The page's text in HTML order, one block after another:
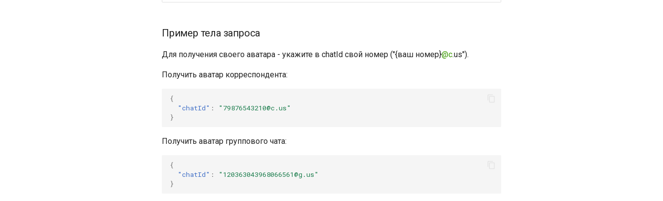
Пример тела запроса
Для получения своего аватара - укажите в chatId свой номер ("{ваш номер}@c.us").
Получить аватар корреспондента:
{
"chatId" :
"79876543210@c.us"
}
Получить аватар группового чата:
{
"chatId" :
"120363043968066561@g.us"
}